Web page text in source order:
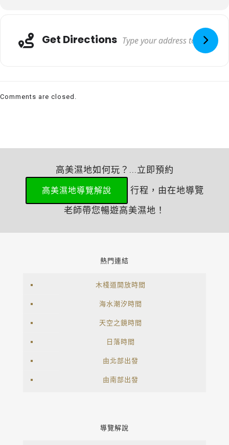
Get Directions
Comments are closed.
高美濕地如何玩？...立即預約
高美濕地導覽解說
行程，由在地導覽
老師帶您暢遊高美濕地！
熱門連結
木棧道開放時間
海水潮汐時間
天空之鏡時間
日落時間
由北部出發
由南部出發
導覽解說